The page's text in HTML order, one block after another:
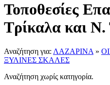
Τοποθεσίες
Τρίκαλα και
Αναζήτηση για: ΛΑΖΑΡΙΝΑ »
ΞΥΛΙΝΕΣ ΣΚΑΛΕΣ
Αναζήτηση χωρίς κατηγορία.